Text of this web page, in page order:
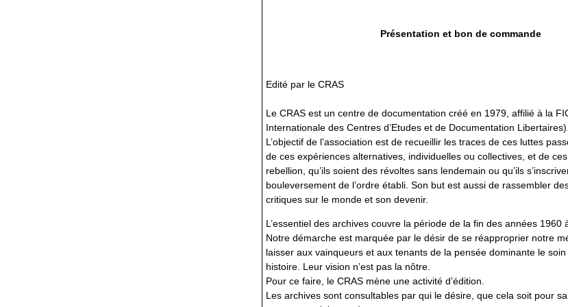
Présentation et bon de commande
Edité par le CRAS
Le CRAS est un centre de documentation créé en 1979, affilié à la
Internationale des Centres d’Etudes et de Documentation Libertaires).
L’objectif de l’association est de recueillir les traces de ces luttes
de ces expériences alternatives, individuelles ou collectives, et de
rebellion, qu’ils soient des révoltes sans lendemain ou qu’ils
bouleversement de l’ordre établi. Son but est aussi de rassembler
critiques sur le monde et son devenir.
L’essentiel des archives couvre la période de la fin des années 1960
Notre démarche est marquée par le désir de se réapproprier notre
laisser aux vainqueurs et aux tenants de la pensée dominante le soin
histoire. Leur vision n’est pas la nôtre.
Pour ce faire, le CRAS mène une activité d’édition.
Les archives sont consultables par qui le désire, que cela soit pour